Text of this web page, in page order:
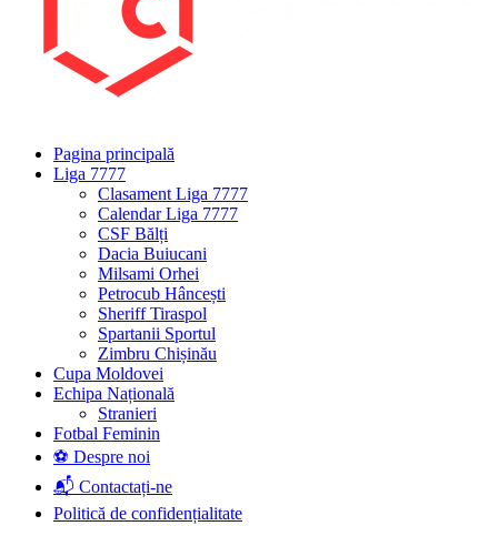
Pagina principală
Liga 7777
Clasament Liga 7777
Calendar Liga 7777
CSF Bălți
Dacia Buiucani
Milsami Orhei
Petrocub Hâncești
Sheriff Tiraspol
Spartanii Sportul
Zimbru Chișinău
Cupa Moldovei
Echipa Națională
Stranieri
Fotbal Feminin
⚽ Despre noi
📬 Contactați-ne
Politică de confidențialitate